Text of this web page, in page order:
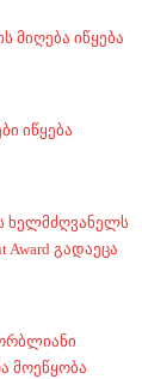
მიღება იწყება
იწყება
ხელმძღვანელს
გადაეცა
მოეწყობა